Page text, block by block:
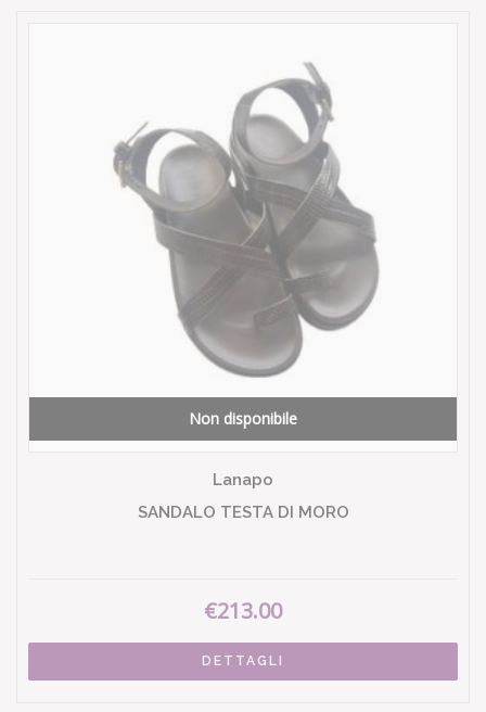
Non disponibile
Lanapo
SANDALO TESTA DI MORO
€213.00
DETTAGLI